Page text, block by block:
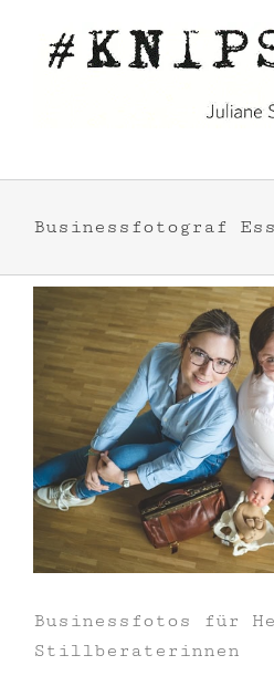
Inhalt
springen
Businessfotograf
Businessfotos für
Stillberaterinnen